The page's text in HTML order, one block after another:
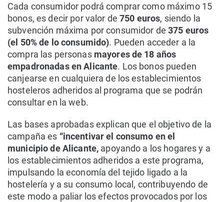
Cada consumidor podrá comprar como máximo 15
bonos, es decir por valor de 750 euros, siendo la
subvención máxima por consumidor de375 euros
(el 50% de lo consumido). Pueden acceder a la
compra las personas mayores de 18 años
empadronadas en Alicante. Los bonos pueden
canjearse en cualquiera de los establecimientos
hosteleros adheridos al programa que se podrán
consultar en la web.
Las bases aprobadas explican que el objetivo de la
campaña es “incentivar el consumo en el
municipio de Alicante, apoyando a los hogares y a
los establecimientos adheridos a este programa,
impulsando la economía del tejido ligado a la
hostelería y a su consumo local, contribuyendo de
este modo a paliar los efectos provocados por los